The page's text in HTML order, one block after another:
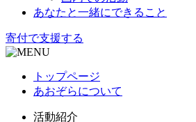
あなたと一緒にできること
寄付で支援する
トップページ
あおぞらについて
活動紹介